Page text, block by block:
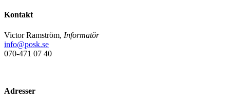
Kontakt
Victor Ramström, Informatör
info@posk.se
070-471 07 40
Adresser